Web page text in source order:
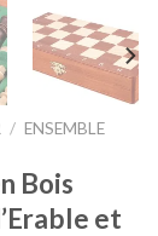
/ ENSEMBLE
Bois
et